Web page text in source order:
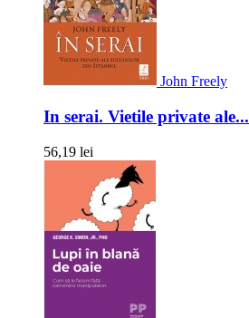
John Freely
In serai. Vietile private ale...
56,19 lei